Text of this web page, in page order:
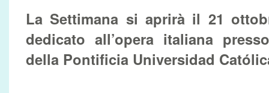
La Settimana si aprirà il 21
dedicato all’opera italiana
della Pontificia Universidad